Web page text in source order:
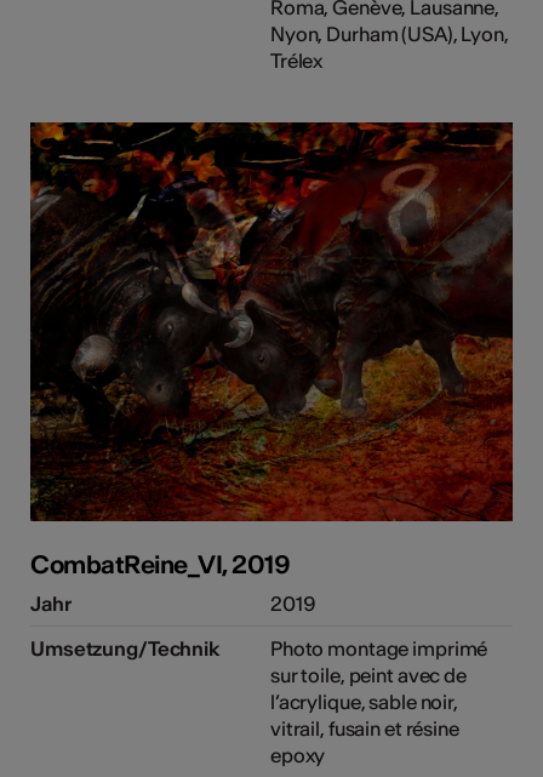
Roma, Genève, Lausanne,
Nyon, Durham (USA), Lyon,
Trélex
CombatReine_VI, 2019
Jahr
2019
Umsetzung/Technik
Photo montage imprimé
sur toile, peint avec de
l’acrylique, sable noir,
vitrail, fusain et résine
epoxy